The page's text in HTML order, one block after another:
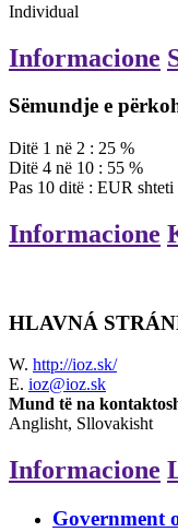
Individual
Informacione
Sëmundje e
Ditë 1 në 2 : 25 %
Ditë 4 në 10 : 55 %
Pas 10 ditë : EUR
Informacione
HLAVNÁ
W. http://ioz.sk/
E. ioz@ioz.sk
Mund të na
Anglisht, Sllovakisht
Informacione
Government